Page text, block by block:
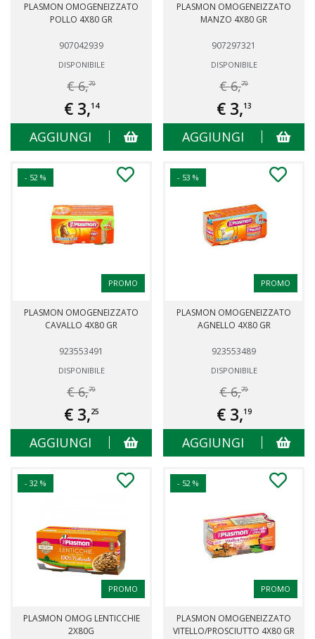
PLASMON OMOGENEIZZATO
POLLO 4X80 GR
907042939
DISPONIBILE
€ 6,79
€ 3,14
AGGIUNGI
PLASMON OMOGENEIZZATO
MANZO 4X80 GR
907297321
DISPONIBILE
€ 6,79
€ 3,13
AGGIUNGI
- 52 %
PROMO
PLASMON OMOGENEIZZATO
CAVALLO 4X80 GR
923553491
DISPONIBILE
€ 6,79
€ 3,25
AGGIUNGI
- 53 %
PROMO
PLASMON OMOGENEIZZATO
AGNELLO 4X80 GR
923553489
DISPONIBILE
€ 6,79
€ 3,19
AGGIUNGI
- 32 %
PROMO
PLASMON OMOG LENTICCHIE
2X80G
- 52 %
PROMO
PLASMON OMOGENEIZZATO
VITELLO/PROSCIUTTO 4X80 GR